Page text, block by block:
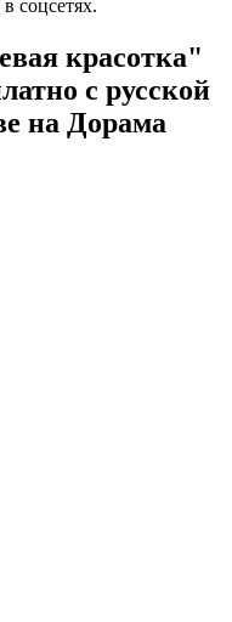
соцсетях.
красотка"
с русской
на Дорама